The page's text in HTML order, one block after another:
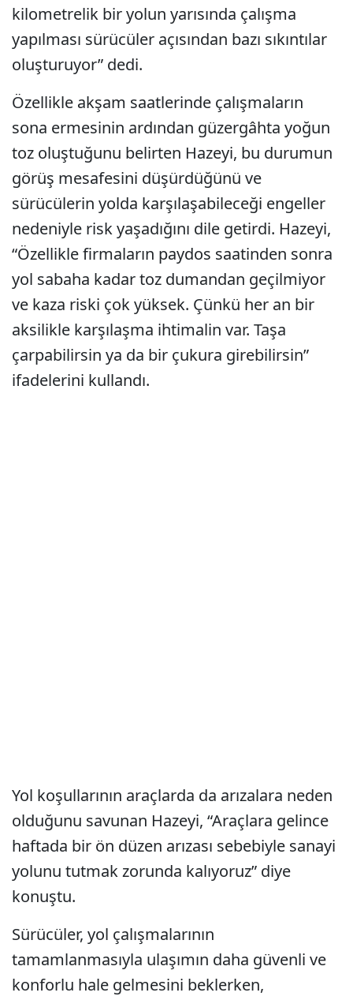
kilometrelik bir yolun yarısında çalışma
yapılması sürücüler açısından bazı sıkıntılar
oluşturuyor” dedi.
Özellikle akşam saatlerinde çalışmaların
sona ermesinin ardından güzergâhta yoğun
toz oluştuğunu belirten Hazeyi, bu durumun
görüş mesafesini düşürdüğünü ve
sürücülerin yolda karşılaşabileceği engeller
nedeniyle risk yaşadığını dile getirdi. Hazeyi,
“Özellikle firmaların paydos saatinden sonra
yol sabaha kadar toz dumandan geçilmiyor
ve kaza riski çok yüksek. Çünkü her an bir
aksilikle karşılaşma ihtimalin var. Taşa
çarpabilirsin ya da bir çukura girebilirsin”
ifadelerini kullandı.
Yol koşullarının araçlarda da arızalara neden
olduğunu savunan Hazeyi, “Araçlara gelince
haftada bir ön düzen arızası sebebiyle sanayi
yolunu tutmak zorunda kalıyoruz” diye
konuştu.
Sürücüler, yol çalışmalarının
tamamlanmasıyla ulaşımın daha güvenli ve
konforlu hale gelmesini beklerken,